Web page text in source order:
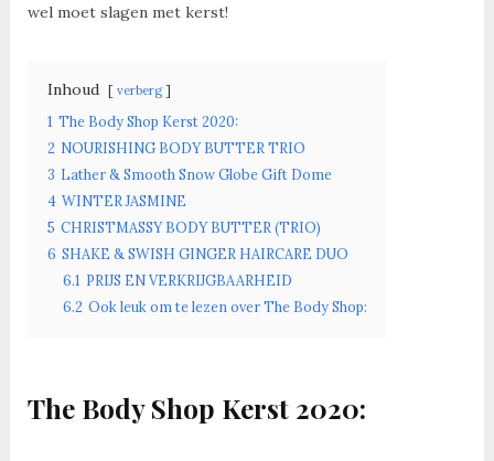
wel moet slagen met kerst!
Inhoud verberg
1 The Body Shop Kerst 2020:
2 NOURISHING BODY BUTTER TRIO
3 Lather & Smooth Snow Globe Gift Dome
4 WINTER JASMINE
5 CHRISTMASSY BODY BUTTER (TRIO)
6 SHAKE & SWISH GINGER HAIRCARE DUO
6.1 PRIJS EN VERKRIJGBAARHEID
6.2 Ook leuk om te lezen over The Body Shop:
The Body Shop Kerst 2020: